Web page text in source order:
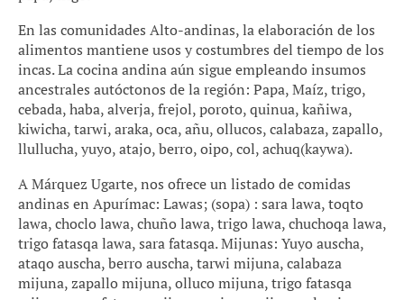
En las comunidades Alto-andinas, la elaboración de los
alimentos mantiene usos y costumbres del tiempo de los
incas. La cocina andina aún sigue empleando insumos
ancestrales autóctonos de la región: Papa, Maíz, trigo,
cebada, haba, alverja, frejol, poroto, quinua, kañiwa,
kiwicha, tarwi, araka, oca, añu, ollucos, calabaza, zapallo,
llullucha, yuyo, atajo, berro, oipo, col, achuq(kaywa).
A Márquez Ugarte, nos ofrece un listado de comidas
andinas en Apurímac: Lawas; (sopa) : sara lawa, toqto
lawa, choclo lawa, chuño lawa, trigo lawa, chuchoqa lawa,
trigo fatasqa lawa, sara fatasqa. Mijunas: Yuyo auscha,
ataqo auscha, berro auscha, tarwi mijuna, calabaza
mijuna, zapallo mijuna, olluco mijuna, trigo fatasqa